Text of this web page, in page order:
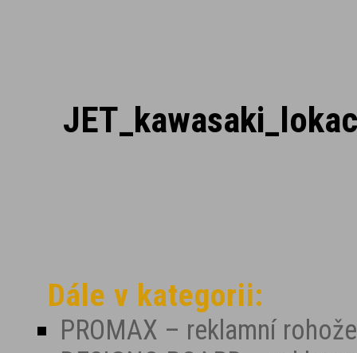
Dále v kategorii:
PROMAX – reklamní